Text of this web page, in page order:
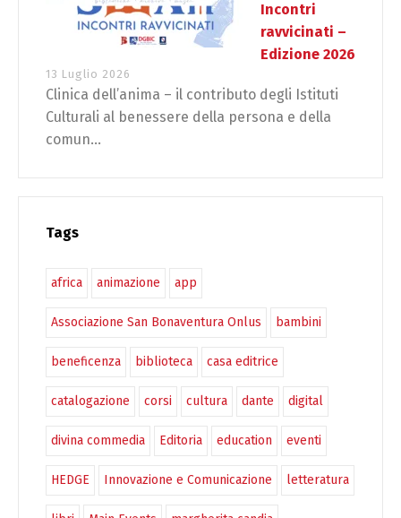
Incontri
ravvicinati –
Edizione 2026
13 Luglio 2026
Clinica dell’anima – il contributo degli Istituti
Culturali al benessere della persona e della
comun...
Tags
africa animazione app
Associazione San Bonaventura Onlus bambini
beneficenza biblioteca casa editrice
catalogazione corsi cultura dante digital
divina commedia Editoria education eventi
HEDGE Innovazione e Comunicazione letteratura